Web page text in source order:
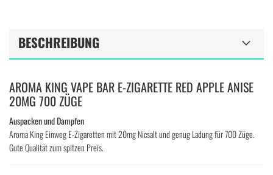
BESCHREIBUNG
AROMA KING VAPE BAR E-ZIGARETTE RED APPLE ANISE
20MG 700 ZÜGE
Auspacken und Dampfen
Aroma King Einweg E-Zigaretten mit 20mg Nicsalt und genug Ladung für 700 Züge.
Gute Qualität zum spitzen Preis.